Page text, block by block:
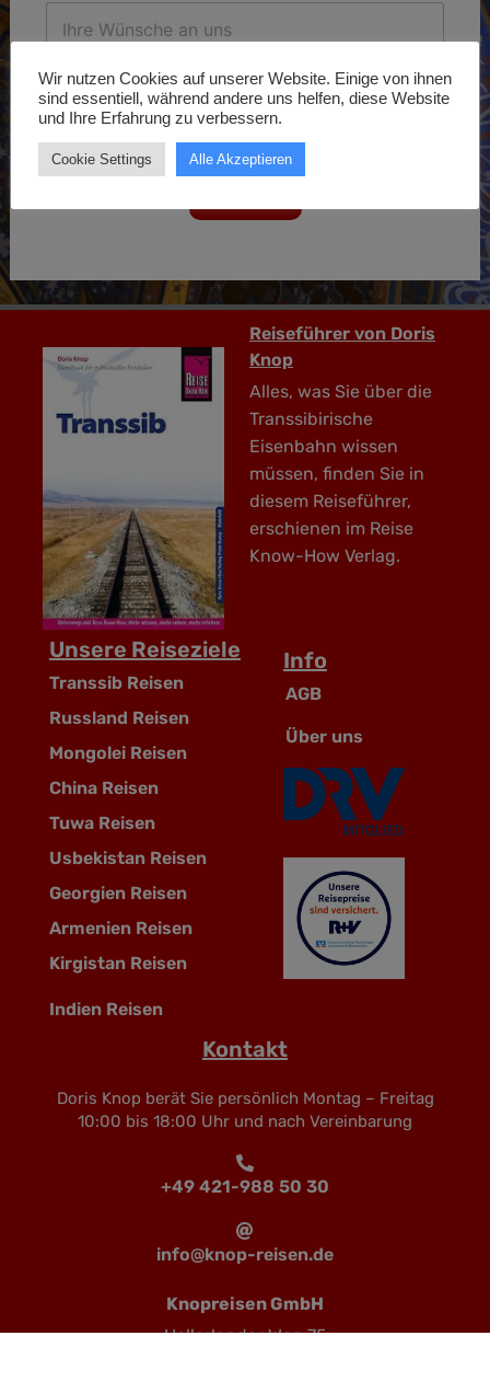
Reiseführer von Doris
Knop
Alles, was Sie über die
Transsibirische
Eisenbahn wissen
müssen, finden Sie in
diesem Reiseführer,
erschienen im Reise
Know-How Verlag.
Unsere Reiseziele
Transsib Reisen
Russland Reisen
Mongolei Reisen
China Reisen
Tuwa Reisen
Usbekistan Reisen
Georgien Reisen
Armenien Reisen
Kirgistan Reisen
Indien Reisen
Info
AGB
Über uns
Kontakt
Doris Knop berät Sie persönlich Montag – Freitag
10:00 bis 18:00 Uhr und nach Vereinbarung
+49 421-988 50 30
info@knop-reisen.de
Knopreisen GmbH
Hollerlander Weg 75
Wir nutzen Cookies auf unserer Website. Einige von ihnen
sind essentiell, während andere uns helfen, diese Website
und Ihre Erfahrung zu verbessern.
Cookie Settings Alle Akzeptieren